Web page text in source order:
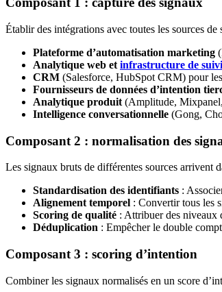
Établir des intégrations avec toutes les sources
Plateforme d’automatisation marketing
Analytique web et infrastructure de suivi
CRM (Salesforce, HubSpot CRM) pour
Fournisseurs de données d’intention
Analytique produit (Amplitude,
Intelligence conversationnelle (Gong,
Composant 2 : normalisation des
Les signaux bruts de différentes sources arrivent
Standardisation des identifiants :
Alignement temporel : Convertir tous les
Scoring de qualité : Attribuer des niveaux
Déduplication : Empêcher le double
Composant 3 : scoring d’intention
Combiner les signaux normalisés en un score